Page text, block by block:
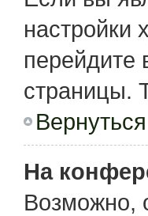
настройки
перейдите
страницы.
На
Возможно,